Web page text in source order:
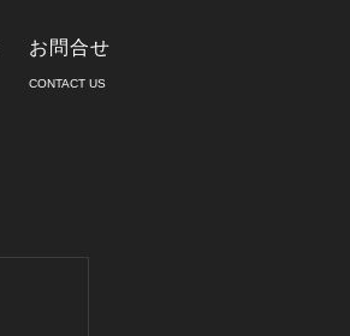
お問合せ
​CONTACT US